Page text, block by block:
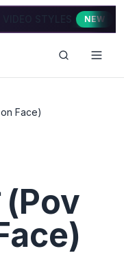
STYLES NEW
on Face)
(Pov